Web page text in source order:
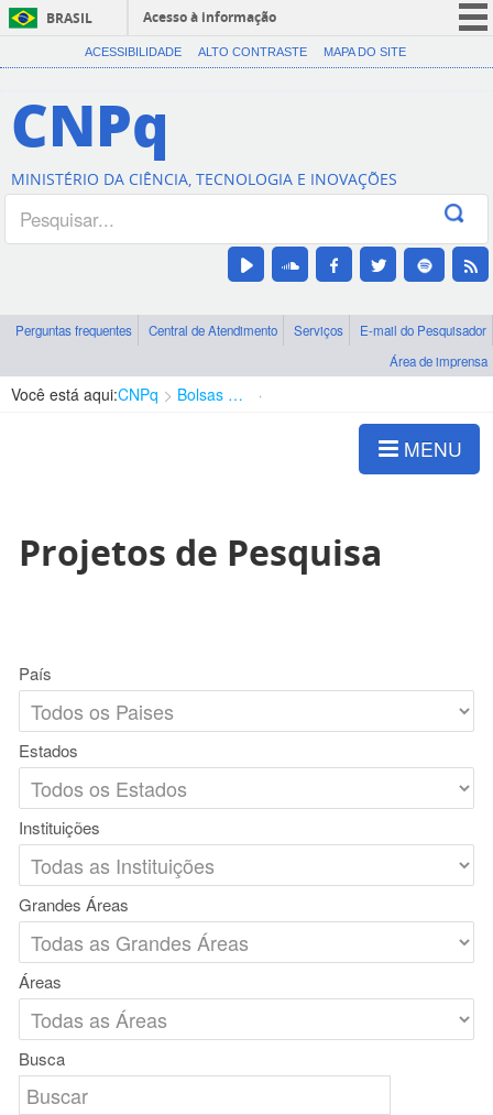
BRASIL
Acesso à informação
CORONAVÍRUS (COVID-19)
Canais
ACESSIBILIDADE ALTO CONTRASTE MAPA DO SITE
CNPq
MINISTÉRIO DA CIÊNCIA, TECNOLOGIA E INOVAÇÕES
Perguntas frequentes Central de Atendimento Serviços
E-mail do Pesquisador
Área de imprensa
Você está aqui:CNPq Bolsas e Auxílios Vigentes
MENU
Projetos de Pesquisa
País
Estados
Instituições
Grandes Áreas
Áreas
Busca